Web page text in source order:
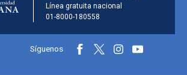
Línea gratuita nacional
01-8000-180558
Información y redes sociales
Síguenos